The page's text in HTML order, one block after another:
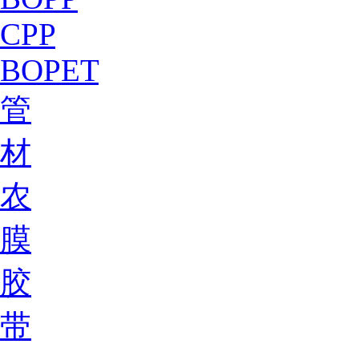
CPP
BOPET
管
材
农
膜
胶
带